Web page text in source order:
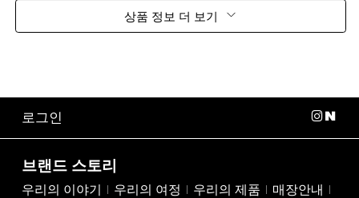
상품 정보 더 보기
로그인
브랜드 스토리
우리의 이야기 우리의 여정 우리의 제품
매장안내